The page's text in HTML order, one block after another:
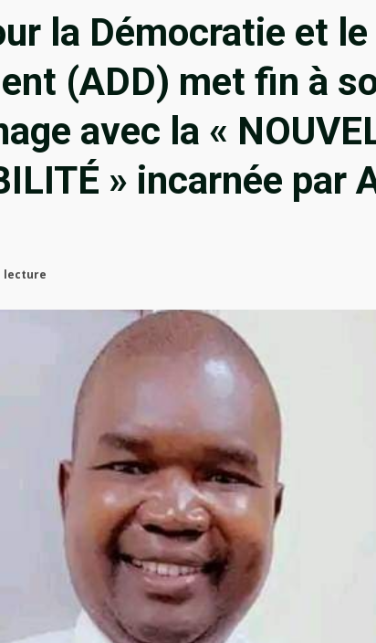
la Démocratie et le
(ADD) met fin à
avec la «
» incarnée par
lecture